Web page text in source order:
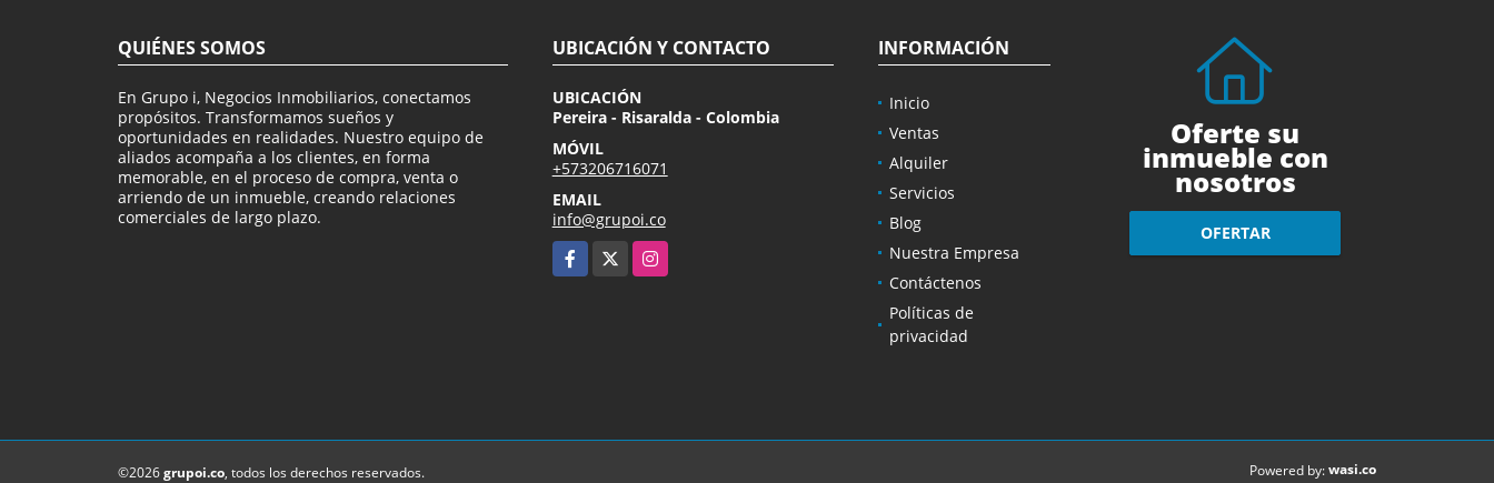
QUIÉNES SOMOS
En Grupo i, Negocios Inmobiliarios, conectamos
propósitos. Transformamos sueños y
oportunidades en realidades. Nuestro equipo de
aliados acompaña a los clientes, en forma
memorable, en el proceso de compra, venta o
arriendo de un inmueble, creando relaciones
comerciales de largo plazo.
UBICACIÓN Y CONTACTO
UBICACIÓN
Pereira - Risaralda - Colombia
MÓVIL
+573206716071
EMAIL
info@grupoi.co
Facebook
Instagram
INFORMACIÓN
Inicio
Ventas
Alquiler
Servicios
Blog
Nuestra Empresa
Contáctenos
Políticas de
privacidad
Oferte su
inmueble con
nosotros
OFERTAR
©2026grupoi.co, todos los derechos reservados. Powered by:wasi.co